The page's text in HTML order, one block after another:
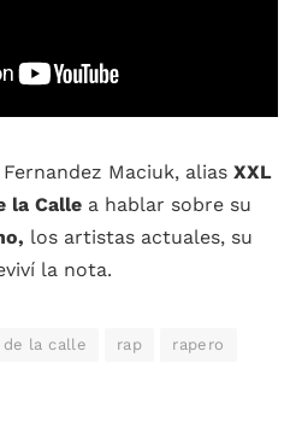
Maciuk, alias XXL
la Calle a hablar sobre su
los artistas actuales, su
la nota.
la calle rap rapero